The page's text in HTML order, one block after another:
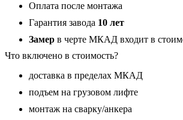
12мм
Оплата после монтажа
Гарантия завода 10 лет
Замер в черте МКАД входит в
Что включено в стоимость?
доставка в пределах МКАД
подъем на грузовом лифте
монтаж на сварку/анкера